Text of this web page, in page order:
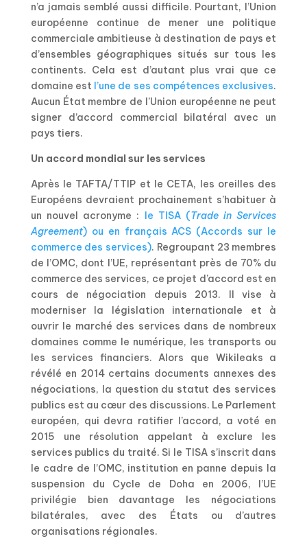
n’a jamais semblé aussi difficile. Pourtant, l’Union
européenne continue de mener une politique
commerciale ambitieuse à destination de pays et
d’ensembles géographiques situés sur tous les
continents. Cela est d’autant plus vrai que ce
domaine est l’une de ses compétences exclusives.
Aucun État membre de l’Union européenne ne peut
signer d’accord commercial bilatéral avec un
pays tiers.
Un accord mondial sur les services
Après le TAFTA/TTIP et le CETA, les oreilles des
Européens devraient prochainement s’habituer à
un nouvel acronyme : le TISA (Trade in Services
Agreement) ou en français ACS (Accords sur le
commerce des services). Regroupant 23 membres
de l’OMC, dont l’UE, représentant près de 70% du
commerce des services, ce projet d’accord est en
cours de négociation depuis 2013. Il vise à
moderniser la législation internationale et à
ouvrir le marché des services dans de nombreux
domaines comme le numérique, les transports ou
les services financiers. Alors que Wikileaks a
révélé en 2014 certains documents annexes des
négociations, la question du statut des services
publics est au cœur des discussions. Le Parlement
européen, qui devra ratifier l’accord, a voté en
2015 une résolution appelant à exclure les
services publics du traité. Si le TISA s’inscrit dans
le cadre de l’OMC, institution en panne depuis la
suspension du Cycle de Doha en 2006, l’UE
privilégie bien davantage les négociations
bilatérales, avec des États ou d’autres
organisations régionales.